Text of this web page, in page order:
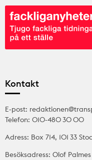
Kontakt
E-post:
Telefon: 010-480 30 00
Adress: Box 714, 101 33
Besöksadress: Olof